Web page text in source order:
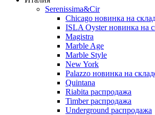
Serenissima&Cir
Chicago новинка на
ISLA Oyster новинка на
Magistra
Marble Age
Marble Style
New York
Palazzo новинка на
Quintana
Riabita распродажа
Timber распродажа
Underground распродажа